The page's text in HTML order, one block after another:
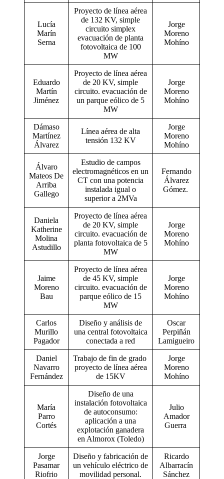
Lucía
Marín
Serna
Proyecto de línea aérea
de 132 KV, simple
circuito simplex
evacuación de planta
fotovoltaica de 100
MW
Jorge
Moreno
Mohíno
Eduardo
Martín
Jiménez
Proyecto de línea aérea
de 20 KV, simple
circuito. evacuación de
un parque eólico de 5
MW
Jorge
Moreno
Mohíno
Dámaso
Martínez
Álvarez
Línea aérea de alta
tensión 132 KV
Jorge
Moreno
Mohíno
Álvaro
Mateos De
Arriba
Gallego
Estudio de campos
electromagnéticos en un
CT con una potencia
instalada igual o
superior a 2MVa
Fernando
Álvarez
Gómez.
Daniela
Katherine
Molina
Astudillo
Proyecto de línea aérea
de 20 KV, simple
circuito. evacuación de
planta fotovoltaica de 5
MW
Jorge
Moreno
Mohíno
Jaime
Moreno
Bau
Proyecto de línea aérea
de 45 KV, simple
circuito. evacuación de
parque eólico de 15
MW
Jorge
Moreno
Mohíno
Carlos
Murillo
Pagador
Diseño y análisis de
una central fotovoltaica
conectada a red
Oscar
Perpiñán
Lamigueiro
Daniel
Navarro
Fernández
Trabajo de fin de grado
proyecto de línea aérea
de 15KV
Jorge
Moreno
Mohíno
María
Parro
Cortés
Diseño de una
instalación fotovoltaica
de autoconsumo:
aplicación a una
explotación ganadera
en Almorox (Toledo)
Julio
Amador
Guerra
Jorge
Pasamar
Riofrio
Diseño y fabricación de
un vehículo eléctrico de
movilidad personal.
Ricardo
Albarracín
Sánchez